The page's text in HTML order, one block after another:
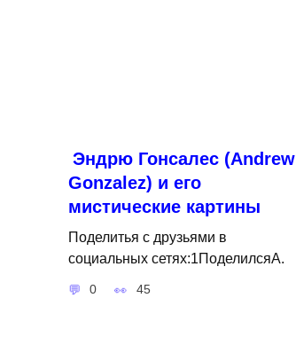
Эндрю Гонсалес (Andrew
Gonzalez) и его
мистические картины
Поделитья с друзьями в
социальных сетях:1ПоделилсяA.
0 45